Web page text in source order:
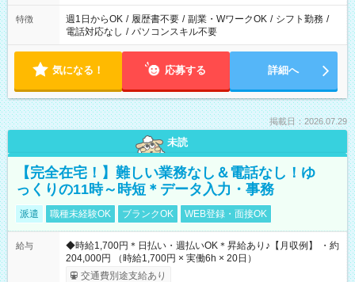
特徴 週1日からOK / 履歴書不要 / 副業・WワークOK / シフト勤務 /
電話対応なし / パソコンスキル不要
気になる！ 応募する 詳細へ
掲載日：2026.07.29
未読
【完全在宅！】難しい業務なし＆電話なし！ゆ
っくりの11時～時短＊データ入力・事務
派遣 職種未経験OK ブランクOK WEB登録・面接OK
給与
◆時給1,700円＊日払い・週払いOK＊昇給あり♪【月収例】 ・約
204,000円 （時給1,700円 × 実働6h × 20日）
交通費別途支給あり